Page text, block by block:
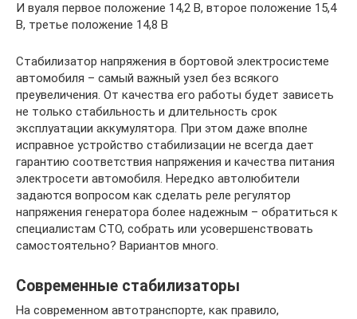
И вуаля первое положение 14,2 В, второе положение 15,4
В, третье положение 14,8 В
Стабилизатор напряжения в бортовой электросистеме
автомобиля – самый важный узел без всякого
преувеличения. От качества его работы будет зависеть
не только стабильность и длительность срок
эксплуатации аккумулятора. При этом даже вполне
исправное устройство стабилизации не всегда дает
гарантию соответствия напряжения и качества питания
электросети автомобиля. Нередко автолюбители
задаются вопросом как сделать реле регулятор
напряжения генератора более надежным – обратиться к
специалистам СТО, собрать или усовершенствовать
самостоятельно? Вариантов много.
Современные стабилизаторы
На современном автотранспорте, как правило,